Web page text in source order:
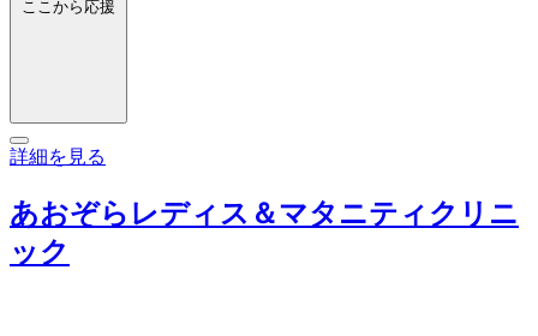
ここから応援
詳細を見る
あおぞらレディス＆マタニティクリニ
ック